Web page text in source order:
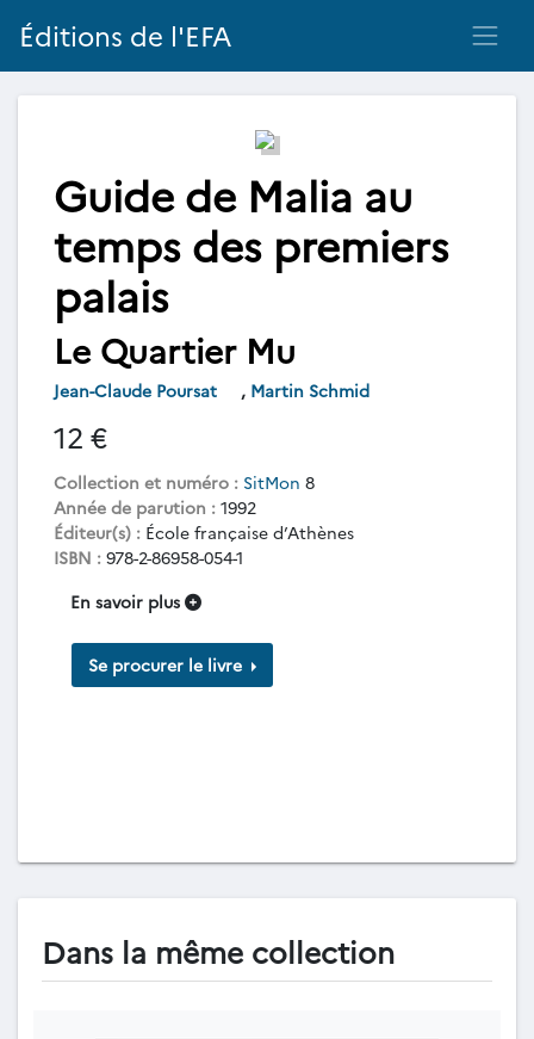
Éditions de l'EFA
Guide de Malia au
temps des premiers
palais
Le Quartier Mu
Jean-Claude Poursat , Martin Schmid
12 €
Collection et numéro : SitMon 8
Année de parution : 1992
Éditeur(s) : École française d’Athènes
ISBN : 978-2-86958-054-1
En savoir plus
Se procurer le livre
Dans la même collection